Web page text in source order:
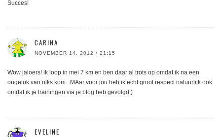
Succes!
CARINA
NOVEMBER 14, 2012 / 21:15
Wow jaloers! ik loop in mei 7 km en ben daar al trots op omdat ik na een
ongeluk van niks kom.. MAar voor jou heb ik echt groot respect natuurlijk ook
omdat ik je trainingen via je blog heb gevolgd;)
EVELINE